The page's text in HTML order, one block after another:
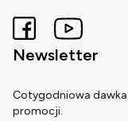
Newsletter
Cotygodniowa
promocji.